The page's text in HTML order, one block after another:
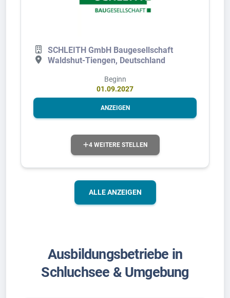
SCHLEITH GmbH Baugesellschaft
Waldshut-Tiengen, Deutschland
Beginn
01.09.2027
ANZEIGEN
4 WEITERE STELLEN
ALLE ANZEIGEN
Ausbildungsbetriebe in
Schluchsee & Umgebung